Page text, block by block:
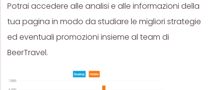
Potrai accedere alle analisi e alle informazioni della
tua pagina in modo da studiare le migliori strategie
ed eventuali promozioni insieme al team di
BeerTravel.